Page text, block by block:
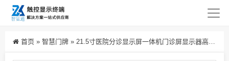
首页 » 智慧门牌 » 21.5寸医院分诊显示屏一体机门诊屏显示器高清lcd屏